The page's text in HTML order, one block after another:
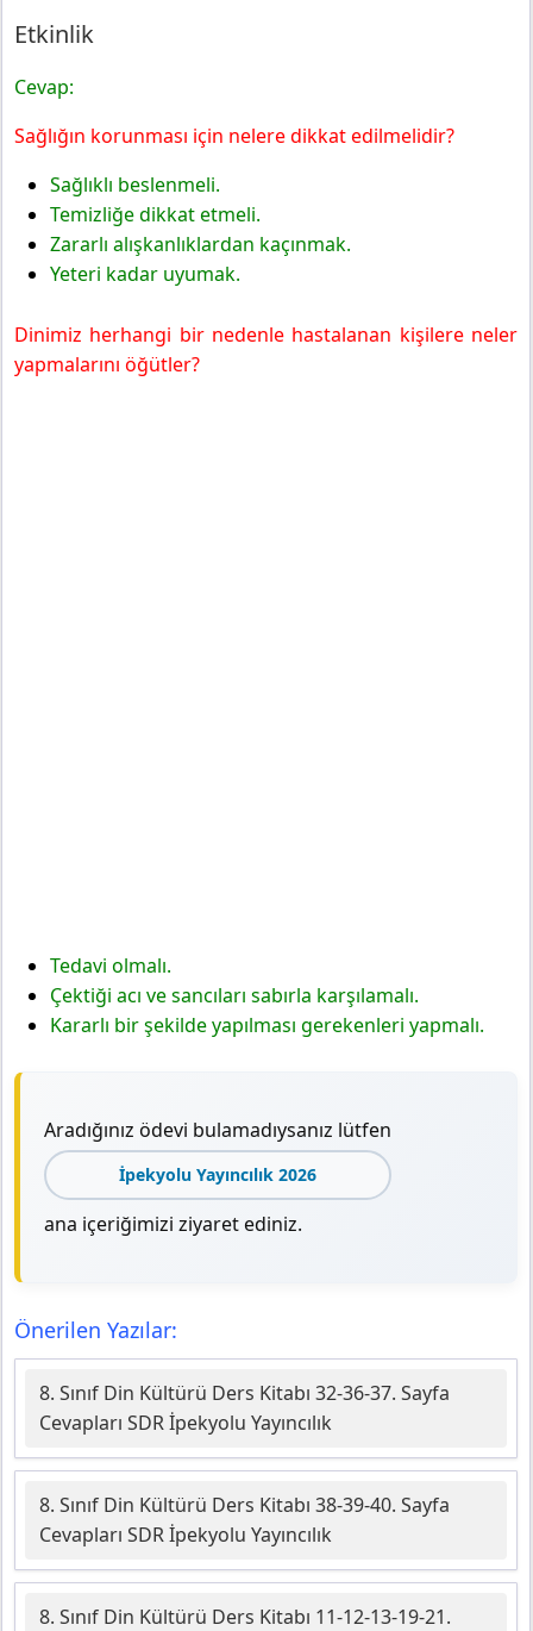
Etkinlik
Cevap:
Sağlığın korunması için nelere dikkat edilmelidir?
Sağlıklı beslenmeli.
Temizliğe dikkat etmeli.
Zararlı alışkanlıklardan kaçınmak.
Yeteri kadar uyumak.
Dinimiz herhangi bir nedenle hastalanan kişilere neler
yapmalarını öğütler?
Tedavi olmalı.
Çektiği acı ve sancıları sabırla karşılamalı.
Kararlı bir şekilde yapılması gerekenleri yapmalı.
Aradığınız ödevi bulamadıysanız lütfen
İpekyolu Yayıncılık 2026
ana içeriğimizi ziyaret ediniz.
Önerilen Yazılar:
8. Sınıf Din Kültürü Ders Kitabı 32-36-37. Sayfa
Cevapları SDR İpekyolu Yayıncılık
8. Sınıf Din Kültürü Ders Kitabı 38-39-40. Sayfa
Cevapları SDR İpekyolu Yayıncılık
8. Sınıf Din Kültürü Ders Kitabı 11-12-13-19-21.